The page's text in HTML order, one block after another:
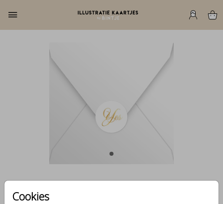
Cookies58 - Sluitzegel huwelijk yes